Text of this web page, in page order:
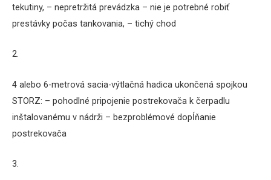
tekutiny, – nepretržitá prevádzka – nie je potrebné robiť
prestávky počas tankovania, – tichý chod
2.
4 alebo 6-metrová sacia-výtlačná hadica ukončená spojkou
STORZ: – pohodlné pripojenie postrekovača k čerpadlu
inštalovanému v nádrži – bezproblémové dopĺňanie
postrekovača
3.